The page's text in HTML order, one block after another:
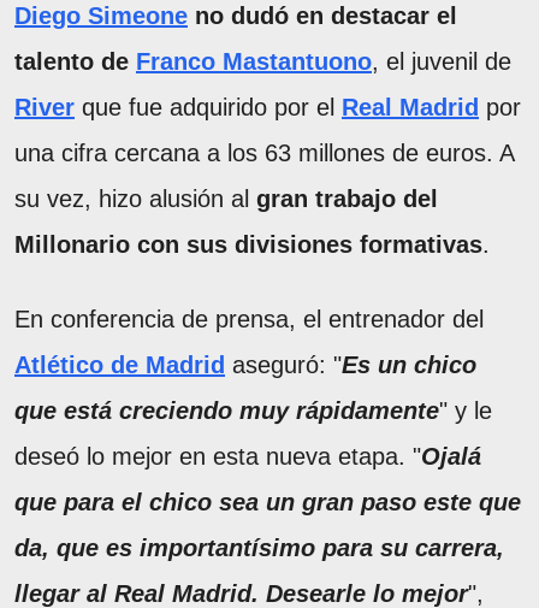
Diego Simeone no dudó en destacar el
talento de Franco Mastantuono, el juvenil de
River que fue adquirido por el Real Madrid por
una cifra cercana a los 63 millones de euros. A
su vez, hizo alusión al gran trabajo del
Millonario con sus divisiones formativas.
En conferencia de prensa, el entrenador del
Atlético de Madrid aseguró: "Es un chico
que está creciendo muy rápidamente" y le
deseó lo mejor en esta nueva etapa. "Ojalá
que para el chico sea un gran paso este que
da, que es importantísimo para su carrera,
llegar al Real Madrid. Desearle lo mejor",